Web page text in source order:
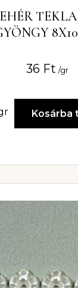
36 Ft /gr
Kosárba